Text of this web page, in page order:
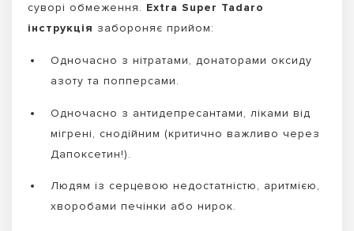
суворі обмеження. Extra Super Tadaro
інструкція забороняє прийом:
Одночасно з нітратами, донаторами оксиду
азоту та попперсами.
Одночасно з антидепресантами, ліками від
мігрені, снодійним (критично важливо через
Дапоксетин!).
Людям із серцевою недостатністю, аритмією,
хворобами печінки або нирок.